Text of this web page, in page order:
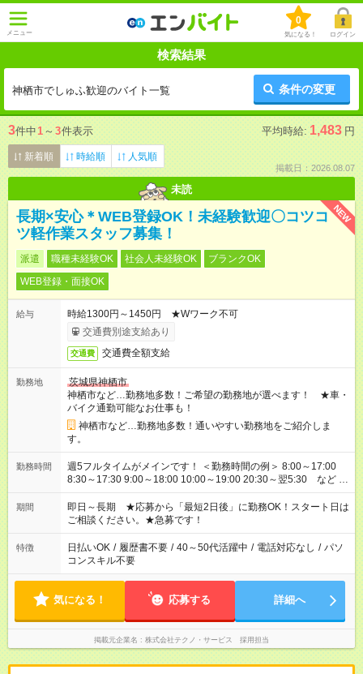
メニュー
0
気になる！ ログイン
検索結果
神栖市でしゅふ歓迎のバイト一覧 条件の変更
3件中1 ～ 3件表示 平均時給: 1,483 円
新着順 時給順 人気順
掲載日：2026.08.07
未読
NEW
長期×安心＊WEB登録OK！未経験歓迎〇コツコ
ツ軽作業スタッフ募集！
派遣 職種未経験OK 社会人未経験OK
ブランクOK
WEB登録・面接OK
給与
時給1300円～1450円 ★Wワーク不可
交通費別途支給あり
交通費 交通費全額支給
勤務地
茨城県神栖市
神栖市など…勤務地多数！ご希望の勤務地が選べます！ ★車・
バイク通勤可能なお仕事も！
神栖市など…勤務地多数！通いやすい勤務地をご紹介しま
す。
勤務時間
週5フルタイムがメインです！ ＜勤務時間の例＞ 8:00～17:00
8:30～17:30 9:00～18:00 10:00～19:00 20:30～翌5:30 など ★
その他にも勤務時間多数！ 日勤のみ、残業なし、交替制など
ご希望を教えてください！
期間
即日～長期 ★応募から「最短2日後」に勤務OK！スタート日は
ご相談ください。★急募です！
特徴 日払いOK / 履歴書不要 / 40～50代活躍中 / 電話対応なし / パソ
コンスキル不要
気になる！ 応募する 詳細へ
掲載元企業名 株式会社テクノ・サービス 採用担当